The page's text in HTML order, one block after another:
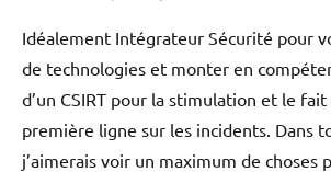
Idéalement Intégrateur Sécurité pour
de technologies et monter en
d’un CSIRT pour la stimulation et le fait
première ligne sur les incidents. Dans
j’aimerais voir un maximum de choses